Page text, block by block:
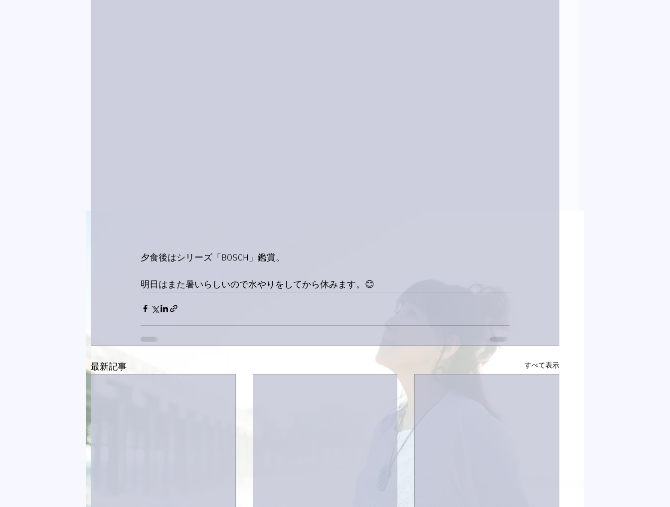
夕食後はシリーズ「BOSCH」鑑賞。
明日はまた暑いらしいので水やりをしてから休みます。😊
最新記事 すべて表示